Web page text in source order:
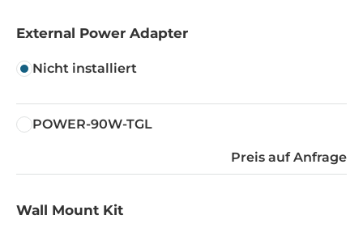
External Power Adapter
Nicht installiert
POWER-90W-TGL
Preis auf Anfrage
Wall Mount Kit